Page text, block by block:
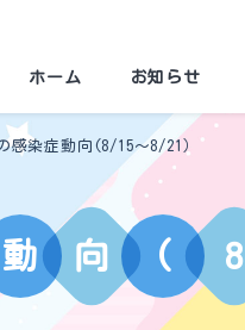
ホーム お知らせ
感染症動向(8/15～8/21）
動 向 ( 8